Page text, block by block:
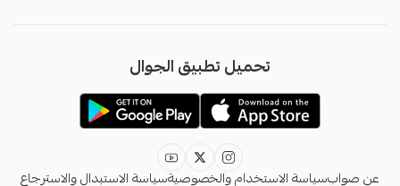
info@sawab.app
تحميل تطبيق الجوال
عن صوابسياسة الاستخدام والخصوصيةسياسة الاستبدال والاسترجاع